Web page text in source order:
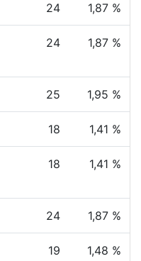
24 1,87 %
24 1,87 %
25 1,95 %
18 1,41 %
18 1,41 %
24 1,87 %
19 1,48 %